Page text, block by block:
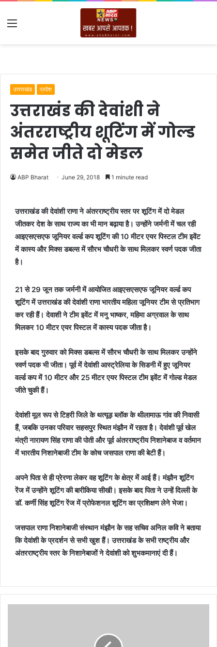
Menu
उत्तराखंड प्रदेश
उत्तराखंड की देवांशी ने
अंतरराष्ट्रीय शूटिंग में गोल्ड
समेत जीते दो मेडल
ABP Bharat June 29, 2018 1 minute read
उत्तराखंड की देवांशी राणा ने अंतरराष्ट्रीय स्तर पर शूटिंग में दो मेडल
जीतकर देश के साथ राज्य का भी मान बढ़ाया है। उन्होंने जर्मनी में चल रही
आइएसएसएफ जूनियर व‌र्ल्ड कप शूटिंग की 10 मीटर एयर पिस्टल टीम इवेंट
में कास्य और मिक्स डबल्स में सौरभ चौधरी के साथ मिलकर स्वर्ण पदक जीता
है।
21 से 29 जून तक जर्मनी में आयोजित आइएसएसएफ जूनियर व‌र्ल्ड कप
शूटिंग में उत्तराखंड की देवांशी राणा भारतीय महिला जूनियर टीम से प्रतिभाग
कर रही हैं। देवाशी ने टीम इवेंट में मनु भाष्कर, महिमा अग्रवाल के साथ
मिलकर 10 मीटर एयर पिस्टल में कास्य पदक जीता है।
इसके बाद गुरुवार को मिक्स डबल्स में सौरभ चौधरी के साथ मिलकर उन्होंने
स्वर्ण पदक भी जीता। पूर्व में देवांशी आस्ट्रेलिया के सिडनी में हुए जूनियर
व‌र्ल्ड कप में 10 मीटर और 25 मीटर एयर पिस्टल टीम इवेंट में गोल्ड मेडल
जीते चुकी हैं।
देवांशी मूल रूप से टिहरी जिले के थत्यूड़ ब्लॉक के थीलामाऊ गांव की निवासी
हैं, जबकि उनका परिवार सहसपुर स्थित मंझौन में रहता है। देवांशी पूर्व खेल
मंत्री नारायण सिंह राणा की पोती और पूर्व अंतरराष्ट्रीय निशानेबाज व वर्तमान
में भारतीय निशानेबाजी टीम के कोच जसपाल राणा की बेटी हैं।
अपने पिता से ही प्रेरणा लेकर वह शूटिंग के क्षेत्र में आई हैं। मंझौन शूटिंग
रेंज में उन्होंने शूटिंग की बारीकिया सीखी। इसके बाद पिता ने उन्हें दिल्ली के
डॉ. कर्णी सिंह शूटिंग रेंज में प्रोफेशनल शूटिंग का प्रशिक्षण लेने भेजा।
जसपाल राणा निशानेबाजी संस्थान मंझौन के सह सचिव अनिल कवि ने बताया
कि देवांशी के प्रदर्शन से सभी खुश हैं। उत्तराखंड के सभी राष्ट्रीय और
अंतरराष्ट्रीय स्तर के निशानेबाजों ने देवांशी को शुभकमानाएं दी हैं।